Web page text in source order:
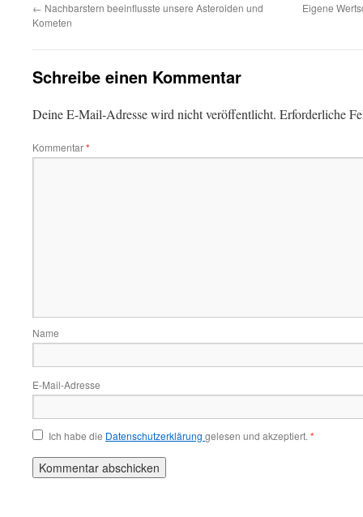
← Nachbarstern beeinflusste unsere Asteroiden und
Kometen
Eigene
Schreibe einen Kommentar
Deine E-Mail-Adresse wird nicht veröffentlicht. Erforderliche
Kommentar*
Name
E-Mail-Adresse
Ich habe die Datenschutzerklärung gelesen und akzeptiert. *